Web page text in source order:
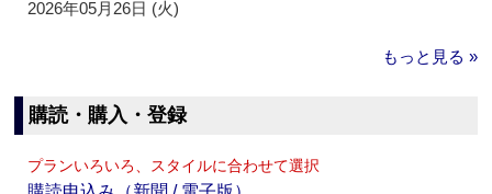
2026年05月26日 (火)
もっと見る »
購読・購入・登録
プランいろいろ、スタイルに合わせて選択